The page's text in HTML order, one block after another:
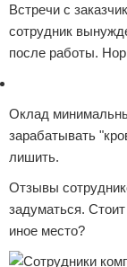
Встречи с
сотрудник
после работы.
Оклад
зарабатывать
лишить.
Отзывы
задуматься.
иное место?